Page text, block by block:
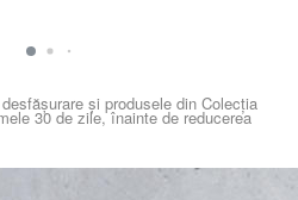
și produsele din Colecția
30 de zile, înainte de reducerea